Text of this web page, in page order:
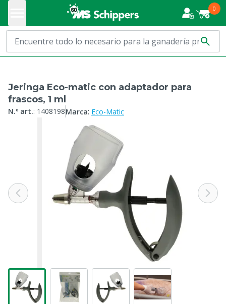
0
Jeringa Eco-matic con adaptador para
frascos, 1 ml
N.º art.: 1408198Marca: Eco-Matic